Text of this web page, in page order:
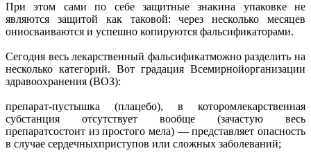
При этом сами по себе защитные знакина упаковке не
являются защитой как таковой: через несколько месяцев
ониосваиваются и успешно копируются фальсификаторами.
Сегодня весь лекарственный фальсификатможно разделить на
несколько категорий. Вот градация Всемирнойорганизации
здравоохранения (ВОЗ):
препарат-пустышка (плацебо), в которомлекарственная
субстанция отсутствует вообще (зачастую весь
препаратсостоит из простого мела) — представляет опасность
в случае сердечныхприступов или сложных заболеваний;